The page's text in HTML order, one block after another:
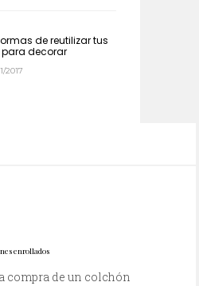
de reutilizar tus
para decorar
2017
enrollados
compra de un colchón